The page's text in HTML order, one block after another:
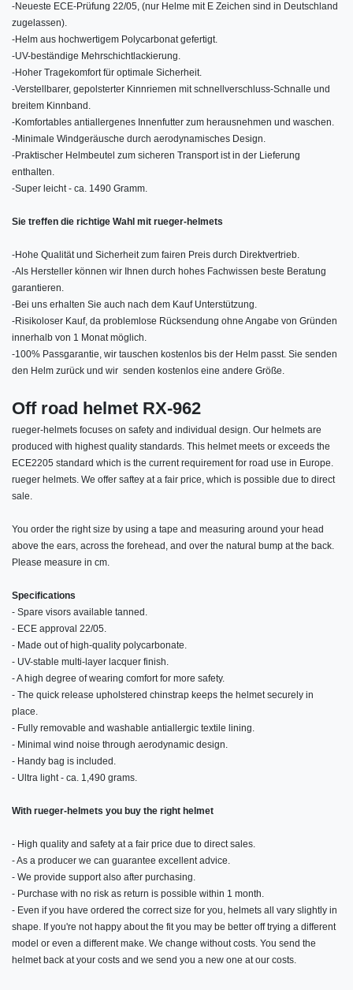
-Neueste ECE-Prüfung 22/05, (nur Helme mit E Zeichen sind in Deutschland
zugelassen).
-Helm aus hochwertigem Polycarbonat gefertigt.
-UV-beständige Mehrschichtlackierung.
-Hoher Tragekomfort für optimale Sicherheit.
-Verstellbarer, gepolsterter Kinnriemen mit schnellverschluss-Schnalle und
breitem Kinnband.
-Komfortables antiallergenes Innenfutter zum herausnehmen und waschen.
-Minimale Windgeräusche durch aerodynamisches Design.
-Praktischer Helmbeutel zum sicheren Transport ist in der Lieferung
enthalten.
-Super leicht - ca. 1490 Gramm.
Sie treffen die richtige Wahl mit rueger-helmets
-Hohe Qualität und Sicherheit zum fairen Preis durch Direktvertrieb.
-Als Hersteller können wir Ihnen durch hohes Fachwissen beste Beratung
garantieren.
-Bei uns erhalten Sie auch nach dem Kauf Unterstützung.
-Risikoloser Kauf, da problemlose Rücksendung ohne Angabe von Gründen
innerhalb von 1 Monat möglich.
-100% Passgarantie, wir tauschen kostenlos bis der Helm passt. Sie senden
den Helm zurück und wir senden kostenlos eine andere Größe.
Off road helmet RX-962
rueger-helmets focuses on safety and individual design. Our helmets are
produced with highest quality standards. This helmet meets or exceeds the
ECE2205 standard which is the current requirement for road use in Europe.
rueger helmets. We offer saftey at a fair price, which is possible due to direct
sale.
You order the right size by using a tape and measuring around your head
above the ears, across the forehead, and over the natural bump at the back.
Please measure in cm.
Specifications
- Spare visors available tanned.
- ECE approval 22/05.
- Made out of high-quality polycarbonate.
- UV-stable multi-layer lacquer finish.
- A high degree of wearing comfort for more safety.
- The quick release upholstered chinstrap keeps the helmet securely in
place.
- Fully removable and washable antiallergic textile lining.
- Minimal wind noise through aerodynamic design.
- Handy bag is included.
- Ultra light - ca. 1,490 grams.
With rueger-helmets you buy the right helmet
- High quality and safety at a fair price due to direct sales.
- As a producer we can guarantee excellent advice.
- We provide support also after purchasing.
- Purchase with no risk as return is possible within 1 month.
- Even if you have ordered the correct size for you, helmets all vary slightly in
shape. If you're not happy about the fit you may be better off trying a different
model or even a different make. We change without costs. You send the
helmet back at your costs and we send you a new one at our costs.